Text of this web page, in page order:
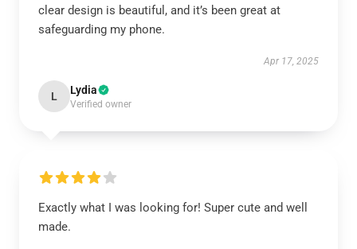
clear design is beautiful, and it’s been great at
safeguarding my phone.
Apr 17, 2025
L Lydia
Verified owner
Exactly what I was looking for! Super cute and well
made.